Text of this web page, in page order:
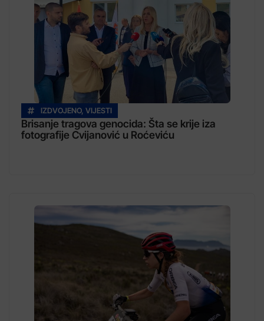
IZDVOJENO, VIJESTI
Brisanje tragova genocida: Šta se krije iza
fotografije Cvijanović u Roćeviću